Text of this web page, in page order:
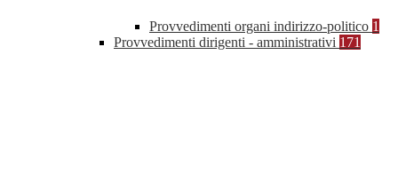
Provvedimenti organi indirizzo-politico 1
Provvedimenti dirigenti - amministrativi 171